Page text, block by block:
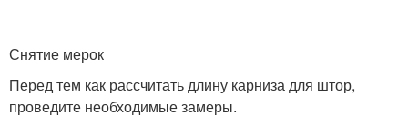
Снятие мерок
Перед тем как рассчитать длину карниза для штор,
проведите необходимые замеры.